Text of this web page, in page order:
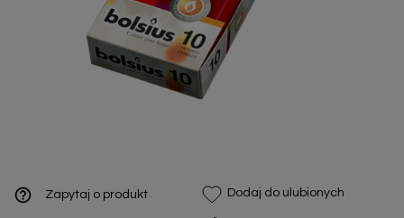
help_outline Zapytaj o produkt Dodaj do ulubionych